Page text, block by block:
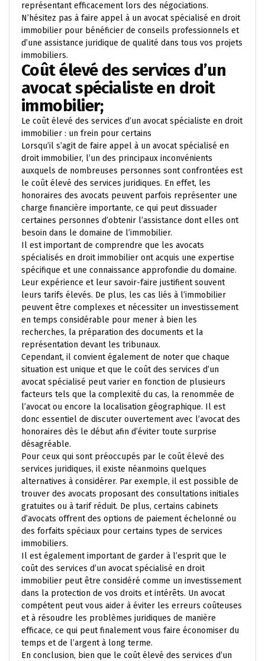
représentant efficacement lors des négociations.
N’hésitez pas à faire appel à un avocat spécialisé en droit
immobilier pour bénéficier de conseils professionnels et
d’une assistance juridique de qualité dans tous vos projets
immobiliers.
Coût élevé des services d’un
avocat spécialiste en droit
immobilier;
Le coût élevé des services d’un avocat spécialiste en droit
immobilier : un frein pour certains
Lorsqu’il s’agit de faire appel à un avocat spécialisé en
droit immobilier, l’un des principaux inconvénients
auxquels de nombreuses personnes sont confrontées est
le coût élevé des services juridiques. En effet, les
honoraires des avocats peuvent parfois représenter une
charge financière importante, ce qui peut dissuader
certaines personnes d’obtenir l’assistance dont elles ont
besoin dans le domaine de l’immobilier.
Il est important de comprendre que les avocats
spécialisés en droit immobilier ont acquis une expertise
spécifique et une connaissance approfondie du domaine.
Leur expérience et leur savoir-faire justifient souvent
leurs tarifs élevés. De plus, les cas liés à l’immobilier
peuvent être complexes et nécessiter un investissement
en temps considérable pour mener à bien les
recherches, la préparation des documents et la
représentation devant les tribunaux.
Cependant, il convient également de noter que chaque
situation est unique et que le coût des services d’un
avocat spécialisé peut varier en fonction de plusieurs
facteurs tels que la complexité du cas, la renommée de
l’avocat ou encore la localisation géographique. Il est
donc essentiel de discuter ouvertement avec l’avocat des
honoraires dès le début afin d’éviter toute surprise
désagréable.
Pour ceux qui sont préoccupés par le coût élevé des
services juridiques, il existe néanmoins quelques
alternatives à considérer. Par exemple, il est possible de
trouver des avocats proposant des consultations initiales
gratuites ou à tarif réduit. De plus, certains cabinets
d’avocats offrent des options de paiement échelonné ou
des forfaits spéciaux pour certains types de services
immobiliers.
Il est également important de garder à l’esprit que le
coût des services d’un avocat spécialisé en droit
immobilier peut être considéré comme un investissement
dans la protection de vos droits et intérêts. Un avocat
compétent peut vous aider à éviter les erreurs coûteuses
et à résoudre les problèmes juridiques de manière
efficace, ce qui peut finalement vous faire économiser du
temps et de l’argent à long terme.
En conclusion, bien que le coût élevé des services d’un